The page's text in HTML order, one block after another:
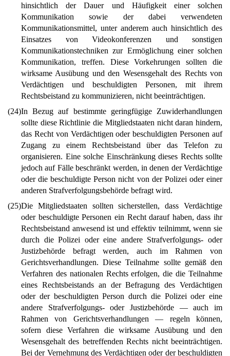
hinsichtlich der Dauer und Häufigkeit einer solchen
Kommunikation sowie der dabei verwendeten
Kommunikationsmittel, unter anderem auch hinsichtlich des
Einsatzes von Videokonferenzen und sonstigen
Kommunikationstechniken zur Ermöglichung einer solchen
Kommunikation, treffen. Diese Vorkehrungen sollten die
wirksame Ausübung und den Wesensgehalt des Rechts von
Verdächtigen und beschuldigten Personen, mit ihrem
Rechtsbeistand zu kommunizieren, nicht beeinträchtigen.
(24)In Bezug auf bestimmte geringfügige Zuwiderhandlungen
sollte diese Richtlinie die Mitgliedstaaten nicht daran hindern,
das Recht von Verdächtigen oder beschuldigten Personen auf
Zugang zu einem Rechtsbeistand über das Telefon zu
organisieren. Eine solche Einschränkung dieses Rechts sollte
jedoch auf Fälle beschränkt werden, in denen der Verdächtige
oder die beschuldigte Person nicht von der Polizei oder einer
anderen Strafverfolgungsbehörde befragt wird.
(25)Die Mitgliedstaaten sollten sicherstellen, dass Verdächtige
oder beschuldigte Personen ein Recht darauf haben, dass ihr
Rechtsbeistand anwesend ist und effektiv teilnimmt, wenn sie
durch die Polizei oder eine andere Strafverfolgungs- oder
Justizbehörde befragt werden, auch im Rahmen von
Gerichtsverhandlungen. Diese Teilnahme sollte gemäß den
Verfahren des nationalen Rechts erfolgen, die die Teilnahme
eines Rechtsbeistands an der Befragung des Verdächtigen
oder der beschuldigten Person durch die Polizei oder eine
andere Strafverfolgungs- oder Justizbehörde — auch im
Rahmen von Gerichtsverhandlungen — regeln können,
sofern diese Verfahren die wirksame Ausübung und den
Wesensgehalt des betreffenden Rechts nicht beeinträchtigen.
Bei der Vernehmung des Verdächtigen oder der beschuldigten